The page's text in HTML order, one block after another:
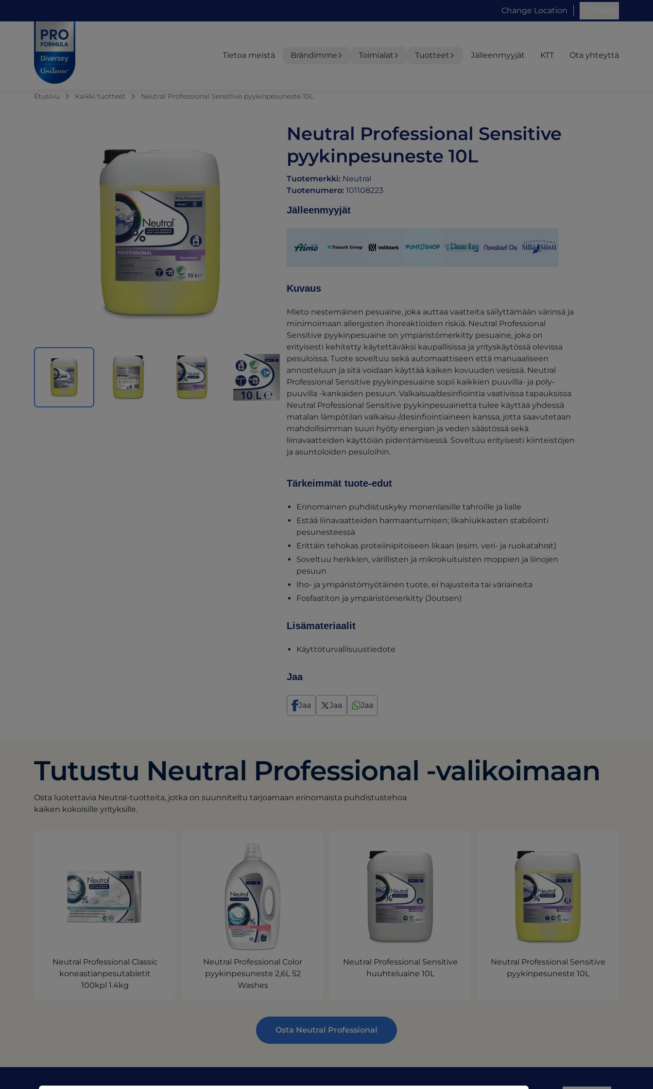
Change Location
Tietoa meistä Brändimme Toimialat Tuotteet Jälleenmyyjät KTT Ota yhteyttä
Etusivu Kaikki tuotteet Neutral Professional Sensitive pyykinpesuneste 10L
Neutral Professional Sensitive
pyykinpesuneste 10L
Tuotemerkki: Neutral
Tuotenumero: 101108223
Jälleenmyyjät
Kuvaus
Mieto nestemäinen pesuaine, joka auttaa vaatteita säilyttämään värinsä ja
minimoimaan allergisten ihoreaktioiden riskiä. Neutral Professional
Sensitive pyykinpesuaine on ympäristömerkitty pesuaine, joka on
erityisesti kehitetty käytettäväksi kaupallisissa ja yrityskäytössä olevissa
pesuloissa. Tuote soveltuu sekä automaattiseen että manuaaliseen
annosteluun ja sitä voidaan käyttää kaiken kovuuden vesissä. Neutral
Professional Sensitive pyykinpesuaine sopii kaikkien puuvilla- ja poly-
puuvilla -kankaiden pesuun. Valkaisua/desinfiointia vaativissa tapauksissa
Neutral Professional Sensitive pyykinpesuainetta tulee käyttää yhdessä
matalan lämpötilan valkaisu-/desinfiointiaineen kanssa, jotta saavutetaan
mahdollisimman suuri hyöty energian ja veden säästössä sekä
liinavaatteiden käyttöiän pidentämisessä. Soveltuu erityisesti kiinteistöjen
ja asuntoloiden pesuloihin.
Tärkeimmät tuote-edut
Erinomainen puhdistuskyky monenlaisille tahroille ja lialle
Estää liinavaatteiden harmaantumisen; likahiukkasten stabilointi
pesunesteessä
Erittäin tehokas proteiinipitoiseen likaan (esim. veri- ja ruokatahrat)
Soveltuu herkkien, värillisten ja mikrokuituisten moppien ja liinojen
pesuun
Iho- ja ympäristömyötäinen tuote, ei hajusteita tai väriaineita
Fosfaatiton ja ympäristömerkitty (Joutsen)
Lisämateriaalit
Käyttöturvallisuustiedote
Jaa
Jaa Jaa Jaa
Tutustu Neutral Professional -valikoimaan
Osta luotettavia Neutral-tuotteita, jotka on suunniteltu tarjoamaan erinomaista puhdistustehoa
kaiken kokoisille yrityksille.
Neutral Professional Classic
koneastianpesutabletit
100kpl 1.4kg
Neutral Professional Color
pyykinpesuneste 2,6L 52
Washes
Neutral Professional Sensitive
huuhteluaine 10L
Neutral Professional Sensitive
pyykinpesuneste 10L
Osta Neutral Professional